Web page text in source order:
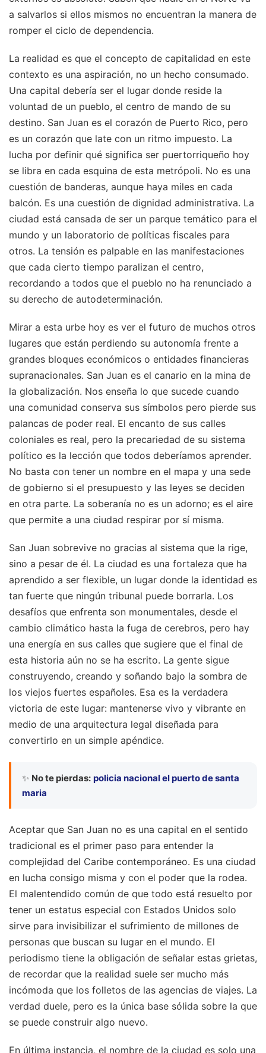
a salvarlos si ellos mismos no encuentran la manera de
romper el ciclo de dependencia.
La realidad es que el concepto de capitalidad en este
contexto es una aspiración, no un hecho consumado.
Una capital debería ser el lugar donde reside la
voluntad de un pueblo, el centro de mando de su
destino. San Juan es el corazón de Puerto Rico, pero
es un corazón que late con un ritmo impuesto. La
lucha por definir qué significa ser puertorriqueño hoy
se libra en cada esquina de esta metrópoli. No es una
cuestión de banderas, aunque haya miles en cada
balcón. Es una cuestión de dignidad administrativa. La
ciudad está cansada de ser un parque temático para el
mundo y un laboratorio de políticas fiscales para
otros. La tensión es palpable en las manifestaciones
que cada cierto tiempo paralizan el centro,
recordando a todos que el pueblo no ha renunciado a
su derecho de autodeterminación.
Mirar a esta urbe hoy es ver el futuro de muchos otros
lugares que están perdiendo su autonomía frente a
grandes bloques económicos o entidades financieras
supranacionales. San Juan es el canario en la mina de
la globalización. Nos enseña lo que sucede cuando
una comunidad conserva sus símbolos pero pierde sus
palancas de poder real. El encanto de sus calles
coloniales es real, pero la precariedad de su sistema
político es la lección que todos deberíamos aprender.
No basta con tener un nombre en el mapa y una sede
de gobierno si el presupuesto y las leyes se deciden
en otra parte. La soberanía no es un adorno; es el aire
que permite a una ciudad respirar por sí misma.
San Juan sobrevive no gracias al sistema que la rige,
sino a pesar de él. La ciudad es una fortaleza que ha
aprendido a ser flexible, un lugar donde la identidad es
tan fuerte que ningún tribunal puede borrarla. Los
desafíos que enfrenta son monumentales, desde el
cambio climático hasta la fuga de cerebros, pero hay
una energía en sus calles que sugiere que el final de
esta historia aún no se ha escrito. La gente sigue
construyendo, creando y soñando bajo la sombra de
los viejos fuertes españoles. Esa es la verdadera
victoria de este lugar: mantenerse vivo y vibrante en
medio de una arquitectura legal diseñada para
convertirlo en un simple apéndice.
✨ No te pierdas: policia nacional el puerto de santa
maria
Aceptar que San Juan no es una capital en el sentido
tradicional es el primer paso para entender la
complejidad del Caribe contemporáneo. Es una ciudad
en lucha consigo misma y con el poder que la rodea.
El malentendido común de que todo está resuelto por
tener un estatus especial con Estados Unidos solo
sirve para invisibilizar el sufrimiento de millones de
personas que buscan su lugar en el mundo. El
periodismo tiene la obligación de señalar estas grietas,
de recordar que la realidad suele ser mucho más
incómoda que los folletos de las agencias de viajes. La
verdad duele, pero es la única base sólida sobre la que
se puede construir algo nuevo.
En última instancia, el nombre de la ciudad es solo una